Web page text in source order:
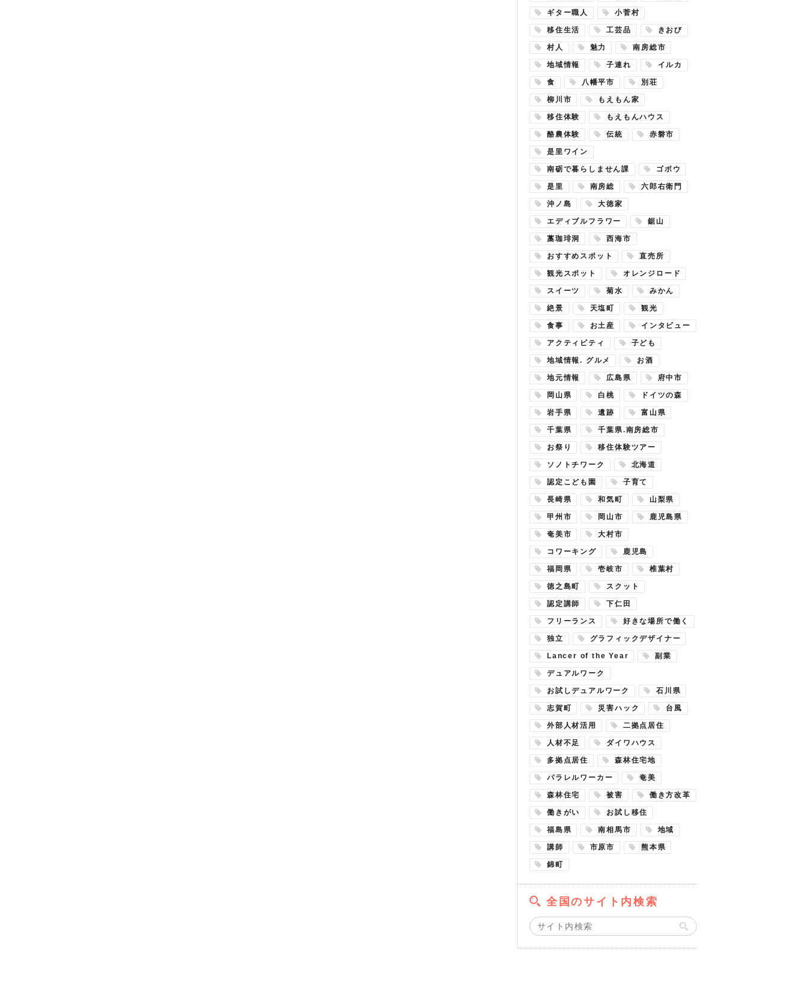
ギター職人 小菅村
移住生活 工芸品 きおび
村人 魅力 南房総市
地域情報 子連れ イルカ
食 八幡平市 別荘
柳川市 もえもん家
移住体験 もえもんハウス
酪農体験 伝統 赤磐市
是里ワイン
南砺で暮らしません課 ゴボウ
是里 南房総 六郎右衛門
沖ノ島 大徳家
エディブルフラワー 鋸山
藁珈琲洞 西海市
おすすめスポット 直売所
観光スポット オレンジロード
スイーツ 菊水 みかん
絶景 天塩町 観光
食事 お土産 インタビュー
アクティビティ 子ども
地域情報. グルメ お酒
地元情報 広島県 府中市
岡山県 白桃 ドイツの森
岩手県 遺跡 富山県
千葉県 千葉県.南房総市
お祭り 移住体験ツアー
ソノトチワーク 北海道
認定こども園 子育て
長崎県 和気町 山梨県
甲州市 岡山市 鹿児島県
奄美市 大村市
コワーキング 鹿児島
福岡県 壱岐市 椎葉村
徳之島町 スクット
認定講師 下仁田
フリーランス 好きな場所で働く
独立 グラフィックデザイナー
Lancer of the Year 副業
デュアルワーク
お試しデュアルワーク 石川県
志賀町 災害ハック 台風
外部人材活用 二拠点居住
人材不足 ダイワハウス
多拠点居住 森林住宅地
パラレルワーカー 奄美
森林住宅 被害 働き方改革
働きがい お試し移住
福島県 南相馬市 地域
講師 市原市 熊本県
錦町
全国のサイト内検索